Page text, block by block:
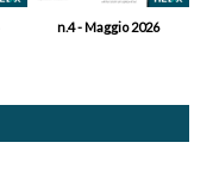
n.4 - Maggio 2026